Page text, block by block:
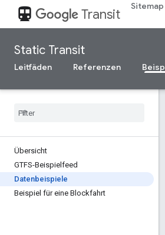
directions_transit Transit
Sitemap
Static Transit
Leitfäden Referenzen
Übersicht
GTFS-Beispielfeed
Datenbeispiele
Beispiel für eine Blockfahrt